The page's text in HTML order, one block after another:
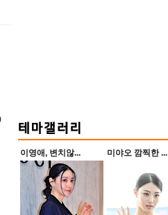
이영애, 변치않... 미야오 깜찍한 ...